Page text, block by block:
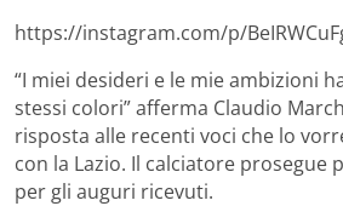
https://instagram.com/p/
“I miei desideri e le mie ambizioni
stessi colori” afferma Claudio
risposta alle recenti voci che lo
con la Lazio. Il calciatore prosegue
per gli auguri ricevuti.